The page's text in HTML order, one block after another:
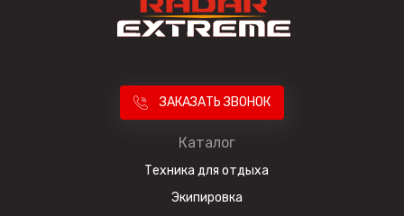
ЗАКАЗАТЬ ЗВОНОК
Каталог
Техника для отдыха
Экипировка